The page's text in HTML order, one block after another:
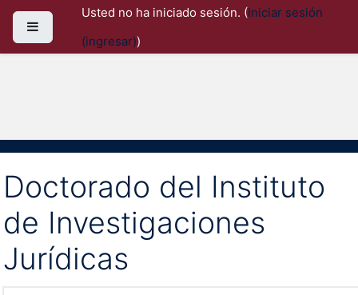
Saltar al contenido principalUsted no ha iniciado sesión. (Iniciar sesión
(ingresar))
Doctorado del Instituto
de Investigaciones
Jurídicas